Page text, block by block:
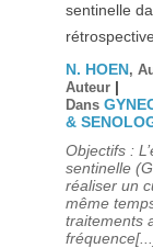
sentinelle
N. HOEN,
Auteur |
Dans
&
Objectifs :
sentinelle
réaliser un
même
traitements